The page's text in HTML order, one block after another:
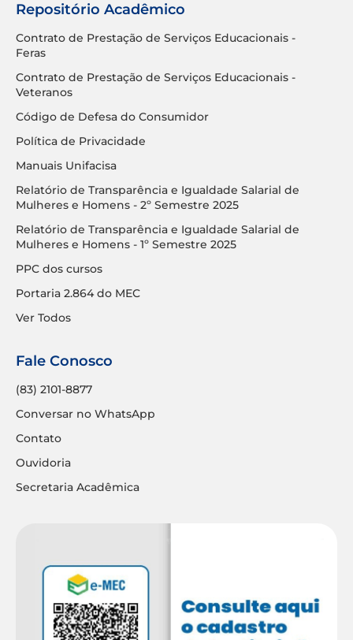
Repositório Acadêmico
Contrato de Prestação de Serviços Educacionais -
Feras
Contrato de Prestação de Serviços Educacionais -
Veteranos
Código de Defesa do Consumidor
Política de Privacidade
Manuais Unifacisa
Relatório de Transparência e Igualdade Salarial de
Mulheres e Homens - 2º Semestre 2025
Relatório de Transparência e Igualdade Salarial de
Mulheres e Homens - 1º Semestre 2025
PPC dos cursos
Portaria 2.864 do MEC
Ver Todos
Fale Conosco
(83) 2101-8877
Conversar no WhatsApp
Contato
Ouvidoria
Secretaria Acadêmica